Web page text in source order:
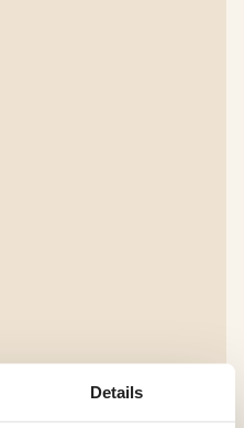
Details